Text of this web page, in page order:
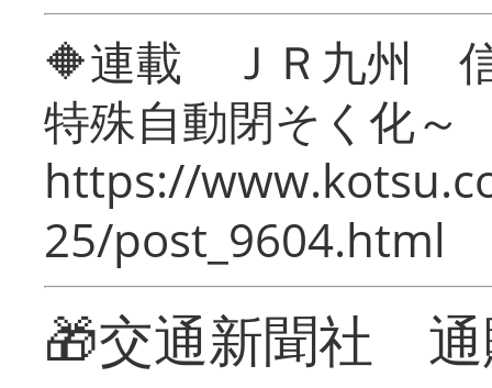
🔶連載 ＪＲ九州 信
特殊自動閉そく化～
https://
25/post_9604.html
🎁交通新聞社